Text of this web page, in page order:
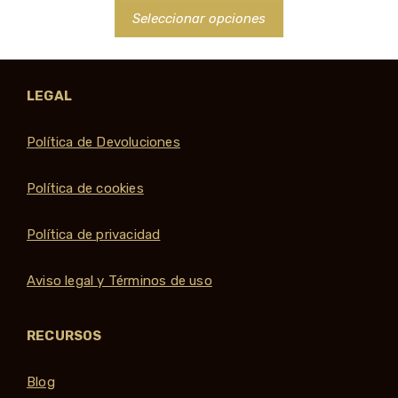
precios:
desde
Seleccionar opciones
LEGAL
Política de Devoluciones
Política de cookies
Política de privacidad
Aviso legal y Términos de uso
RECURSOS
Blog